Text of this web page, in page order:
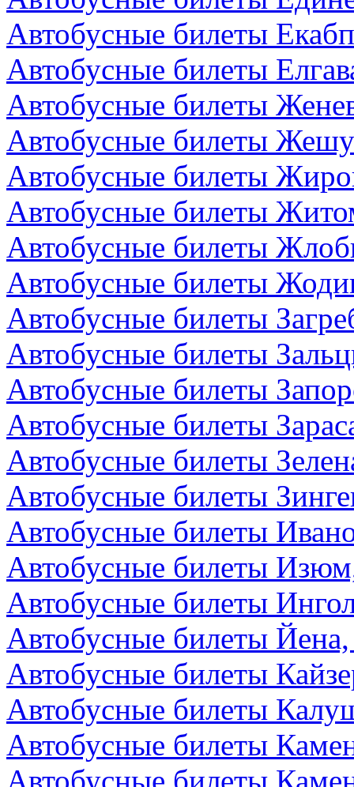
Автобусные билеты
Автобусные билеты
Автобусные билеты
Автобусные билеты
Автобусные билеты
Автобусные билеты
Автобусные билеты
Автобусные билеты
Автобусные билеты
Автобусные билеты
Автобусные билеты
Автобусные билеты
Автобусные билеты
Автобусные билеты
Автобусные билеты
Автобусные билеты
Автобусные билеты
Автобусные билеты
Автобусные билеты
Автобусные билеты
Автобусные билеты
Автобусные билеты